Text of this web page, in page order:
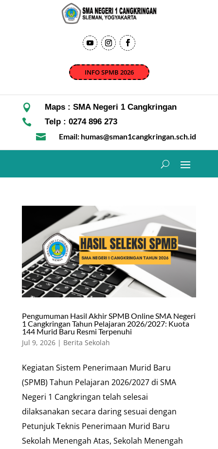
INFO SPMB 2026
 Maps : SMA Negeri 1 Cangkringan
 Telp : 0274 896 273
 Email: humas@sman1cangkringan.sch.id
Pengumuman Hasil Akhir SPMB Online SMA Negeri
1 Cangkringan Tahun Pelajaran 2026/2027: Kuota
144 Murid Baru Resmi Terpenuhi
Jul 9, 2026| Berita Sekolah
Kegiatan Sistem Penerimaan Murid Baru
(SPMB) Tahun Pelajaran 2026/2027 di SMA
Negeri 1 Cangkringan telah selesai
dilaksanakan secara daring sesuai dengan
Petunjuk Teknis Penerimaan Murid Baru
Sekolah Menengah Atas, Sekolah Menengah